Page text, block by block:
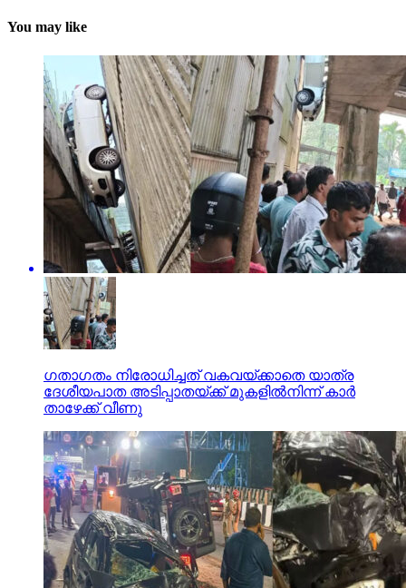
You may like
ഗതാഗതം നിരോധിച്ചത് വകവയ്ക്കാതെ യാത്ര
ദേശീയപാത അടിപ്പാതയ്ക്ക് മുകളില്‍നിന്ന് കാര്‍
താഴേക്ക് വീണു